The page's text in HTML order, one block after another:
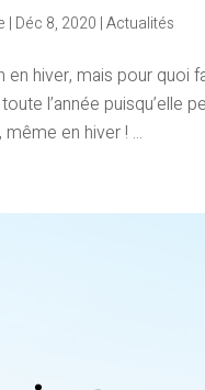
| Déc 8, 2020 |Actualités
en hiver, mais pour
toute l’année
en hiver ! ...